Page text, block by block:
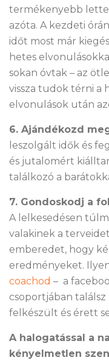
termékenyebb
azóta. A kezdeti
időt most már
hetes
sokan óvtak – az
vissza tudok térni a
elvonulások után
6. Ajándékozd
leszolgált idők és
és jutalomért
találkozó a
7. Gondoskodj a
A lelkesedésen
valakinek a
emberedet, hogy
eredményeket.
coachod – a
csoportjában találsz
felkészült és érett
A halogatással a
kényelmetlen